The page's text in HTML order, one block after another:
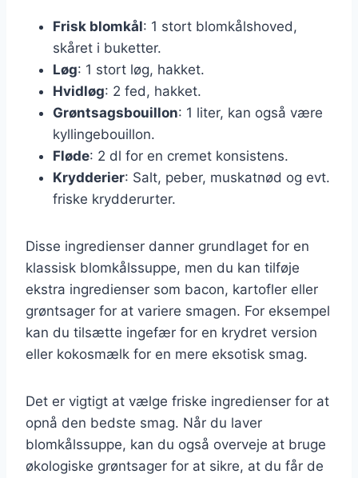
Frisk blomkål: 1 stort blomkålshoved,
skåret i buketter.
Løg: 1 stort løg, hakket.
Hvidløg: 2 fed, hakket.
Grøntsagsbouillon: 1 liter, kan også være
kyllingebouillon.
Fløde: 2 dl for en cremet konsistens.
Krydderier: Salt, peber, muskatnød og evt.
friske krydderurter.
Disse ingredienser danner grundlaget for en
klassisk blomkålssuppe, men du kan tilføje
ekstra ingredienser som bacon, kartofler eller
grøntsager for at variere smagen. For eksempel
kan du tilsætte ingefær for en krydret version
eller kokosmælk for en mere eksotisk smag.
Det er vigtigt at vælge friske ingredienser for at
opnå den bedste smag. Når du laver
blomkålssuppe, kan du også overveje at bruge
økologiske grøntsager for at sikre, at du får de